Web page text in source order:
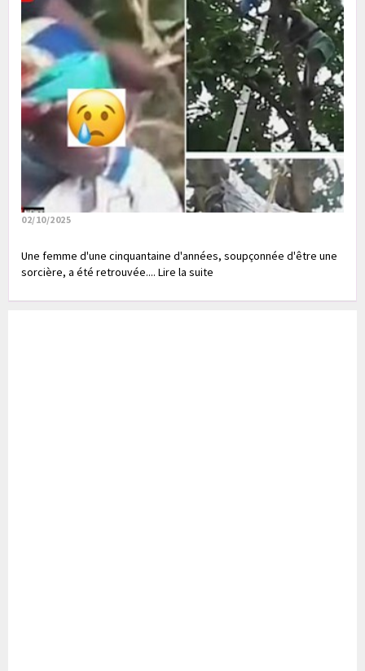
02/10/2025
Une femme d'une cinquantaine d'années, soupçonnée d'être une
sorcière, a été retrouvée.... Lire la suite